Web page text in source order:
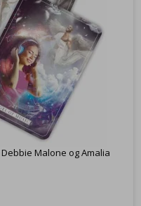
Malone og Amalia